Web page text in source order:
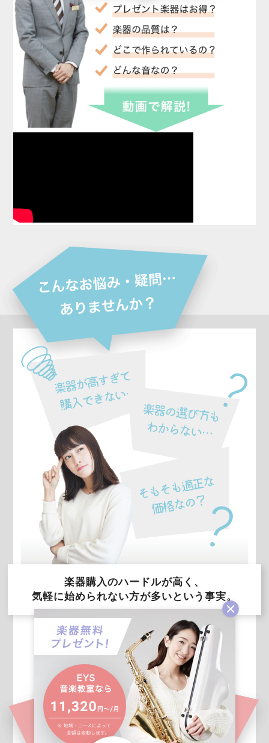
楽器購入のハードルが高く、
気軽に始められない方が多いという事実。